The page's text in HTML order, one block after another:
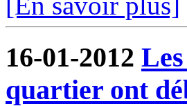
16-01-2012
quartier ont